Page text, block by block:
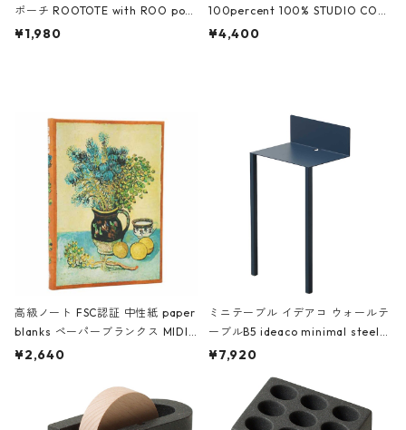
ポーチ ROOTOTE with ROO pou
ch 3532 ルートート WR.ポーチ.ラ
¥1,980
100percent 100% STUDIO COH
AKU Timeless 100パーセント ス
¥4,400
高級ノート FSC認証 中性紙 paper
blanks ペーパーブランクス MIDI
ハードカバー 罫線 ヴァン・ゴッホ
¥2,640
ミニテーブル イデアコ ウォールテ
ーブルB5 ideaco minimal steel f
urniture WALL Table B5 ネイビー
¥7,920